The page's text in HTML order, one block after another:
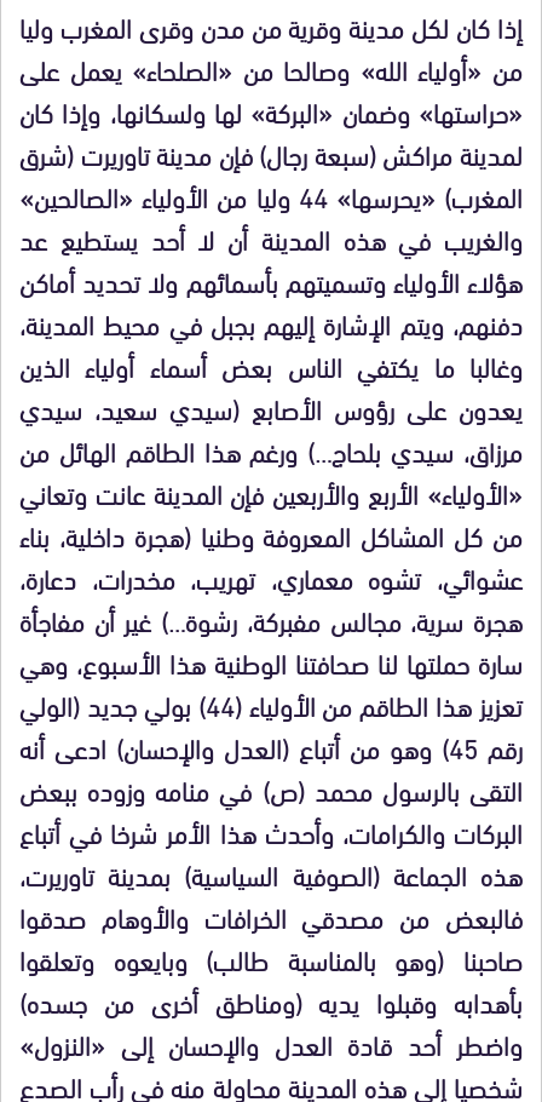
إذا كان لكل مدينة وقرية من مدن وقرى المغرب وليا
من «أولياء الله» وصالحا من «الصلحاء» يعمل على
«حراستها» وضمان «البركة» لها ولسكانها، وإذا كان
لمدينة مراكش (سبعة رجال) فإن مدينة تاوريرت (شرق
المغرب) «يحرسها» 44 وليا من الأولياء «الصالحين»
والغريب في هذه المدينة أن لا أحد يستطيع عد
هؤلاء الأولياء وتسميتهم بأسمائهم ولا تحديد أماكن
دفنهم، ويتم الإشارة إليهم بجبل في محيط المدينة،
وغالبا ما يكتفي الناس بعض أسماء أولياء الذين
يعدون على رؤوس الأصابع (سيدي سعيد، سيدي
مرزاق، سيدي بلحاج…) ورغم هذا الطاقم الهائل من
«الأولياء» الأربع والأربعين فإن المدينة عانت وتعاني
من كل المشاكل المعروفة وطنيا (هجرة داخلية، بناء
عشوائي، تشوه معماري، تهريب، مخدرات، دعارة،
هجرة سرية، مجالس مفبركة، رشوة…) غير أن مفاجأة
سارة حملتها لنا صحافتنا الوطنية هذا الأسبوع، وهي
تعزيز هذا الطاقم من الأولياء (44) بولي جديد (الولي
رقم 45) وهو من أتباع (العدل والإحسان) ادعى أنه
التقى بالرسول محمد (ص) في منامه وزوده ببعض
البركات والكرامات، وأحدث هذا الأمر شرخا في أتباع
هذه الجماعة (الصوفية السياسية) بمدينة تاوريرت،
فالبعض من مصدقي الخرافات والأوهام صدقوا
صاحبنا (وهو بالمناسبة طالب) وبايعوه وتعلقوا
بأهدابه وقبلوا يديه (ومناطق أخرى من جسده)
واضطر أحد قادة العدل والإحسان إلى «النزول»
شخصيا إلى هذه المدينة محاولة منه في رأب الصدع